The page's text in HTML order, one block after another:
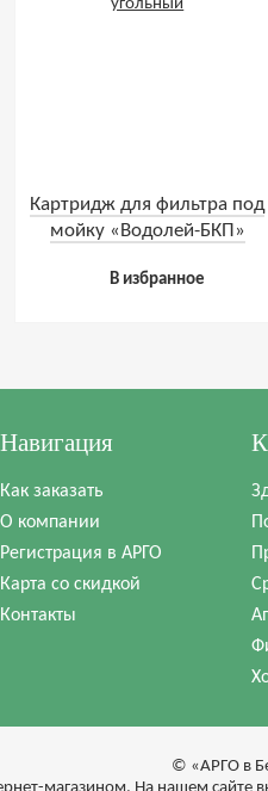
Картридж для фильтра под
мойку «Водолей-БКП»
В избранное
Навигация
Как заказать
О компании
Регистрация в АРГО
Карта со скидкой
Контакты
© «АРГО в